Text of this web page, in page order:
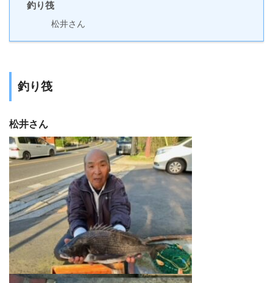
釣り筏
松井さん
釣り筏
松井さん